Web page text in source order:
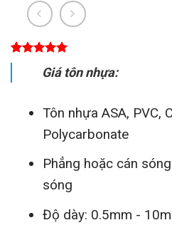
5.00
dựa trên
2
Giá tôn nhựa:
Tôn nhựa ASA, PVC,
Polycarbonate
Phẳng hoặc cán
sóng
Độ dày: 0.5mm -